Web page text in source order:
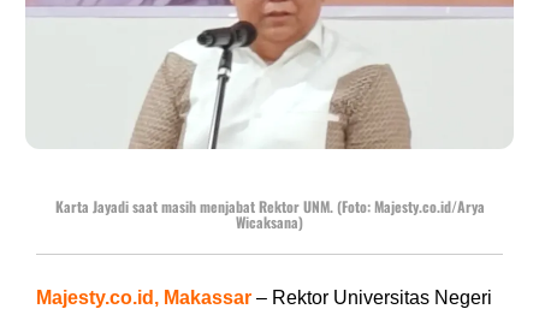
Karta Jayadi saat masih menjabat Rektor UNM. (Foto: Majesty.co.id/Arya
Wicaksana)
Majesty.co.id, Makassar – Rektor Universitas Negeri